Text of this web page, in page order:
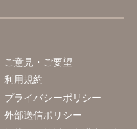
ご意見・ご要望
利用規約
プライバシーポリシー
外部送信ポリシー